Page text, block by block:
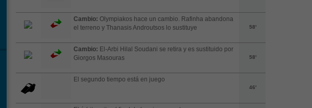
Cambio: Olympiakos hace un cambio. Rafinha abandona
el terreno y Thanasis Androutsos lo sustituye
58'
Cambio: El-Arbi Hilal Soudani se retira y es sustituido por
Giorgos Masouras
58'
El segundo tiempo está en juego
46'